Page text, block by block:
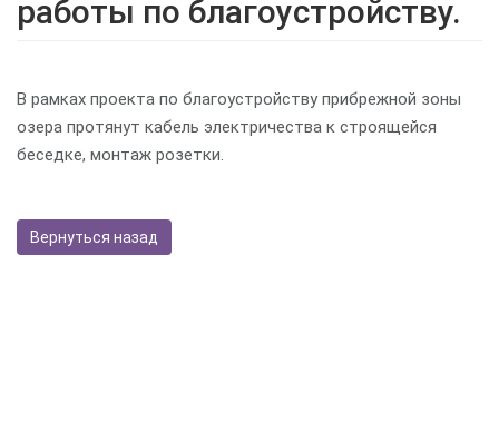
работы по благоустройству.
В рамках проекта по благоустройству прибрежной зоны
озера протянут кабель электричества к строящейся
беседке, монтаж розетки.
Вернуться назад